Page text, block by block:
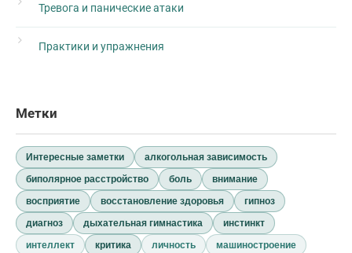
Тревога и панические атаки
Практики и упражнения
Метки
Интересные заметки
алкогольная зависимость
биполярное расстройство
боль
внимание
восприятие
восстановление здоровья
гипноз
диагноз
дыхательная гимнастика
инстинкт
интеллект
критика личность
машиностроение